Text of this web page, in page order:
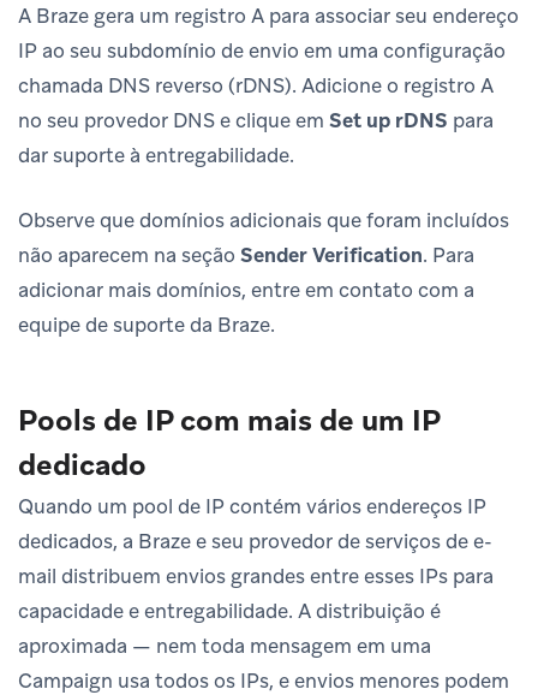
A Braze gera um registro A para associar seu endereço
IP ao seu subdomínio de envio em uma configuração
chamada DNS reverso (rDNS). Adicione o registro A
no seu provedor DNS e clique em Set up rDNS para
dar suporte à entregabilidade.
Observe que domínios adicionais que foram incluídos
não aparecem na seção Sender Verification. Para
adicionar mais domínios, entre em contato com a
equipe de suporte da Braze.
Pools de IP com mais de um IP
dedicado
Quando um pool de IP contém vários endereços IP
dedicados, a Braze e seu provedor de serviços de e-
mail distribuem envios grandes entre esses IPs para
capacidade e entregabilidade. A distribuição é
aproximada — nem toda mensagem em uma
Campaign usa todos os IPs, e envios menores podem